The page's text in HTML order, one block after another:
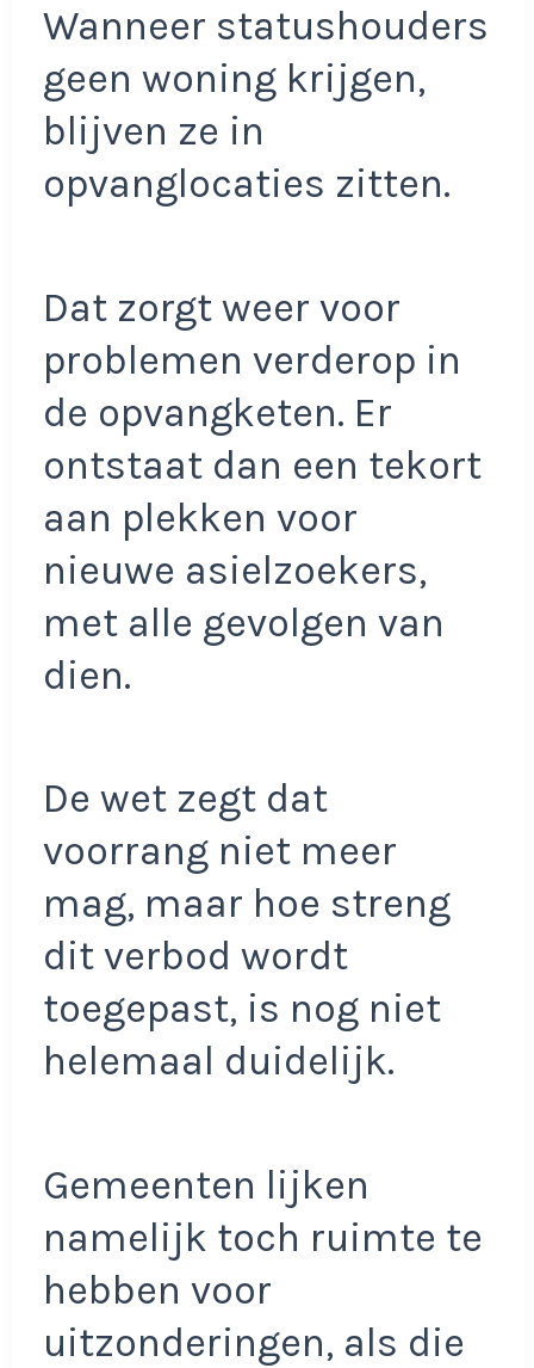
Wanneer statushouders
geen woning krijgen,
blijven ze in
opvanglocaties zitten.
Dat zorgt weer voor
problemen verderop in
de opvangketen. Er
ontstaat dan een tekort
aan plekken voor
nieuwe asielzoekers,
met alle gevolgen van
dien.
De wet zegt dat
voorrang niet meer
mag, maar hoe streng
dit verbod wordt
toegepast, is nog niet
helemaal duidelijk.
Gemeenten lijken
namelijk toch ruimte te
hebben voor
uitzonderingen, als die